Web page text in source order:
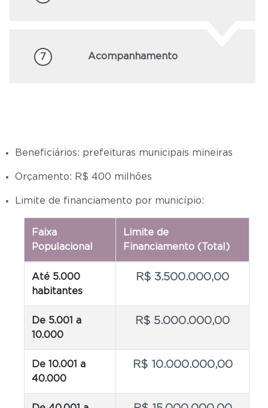
7 Acompanhamento
Beneficiários: prefeituras municipais mineiras
Orçamento: R$ 400 milhões
Limite de financiamento por município:
Faixa
Populacional
Limite de
Financiamento (Total)
Até 5.000
habitantes
R$ 3.500.000,00
De 5.001 a
10.000
R$ 5.000.000,00
De 10.001 a
40.000
R$ 10.000.000,00